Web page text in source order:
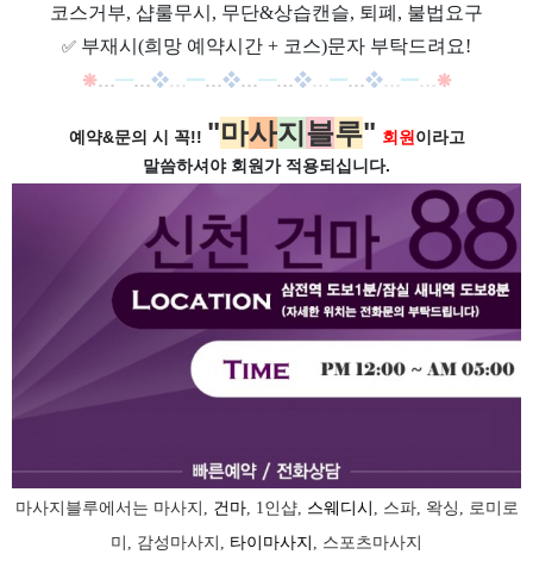
코스거부, 샵룰무시, 무단&상습캔슬, 퇴폐, 불법요구
✅ 부재시(희망 예약시간 + 코스)문자 부탁드려요!
❋…━…❖…━…❖…━…❖…━…❖…━…❋
예약&문의 시 꼭!! "마사지 블루" 회원 이라고
말씀하셔야 회원가 적용되십니다.
마사지블루에서는 마사지, 건마, 1인샵, 스웨디시
, 스파, 왁싱, 로미로
미, 감성마사지, 타이마사지 , 스포츠마사지